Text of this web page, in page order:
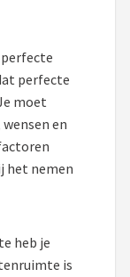
perfecte
moet
en
het nemen
heb je
is